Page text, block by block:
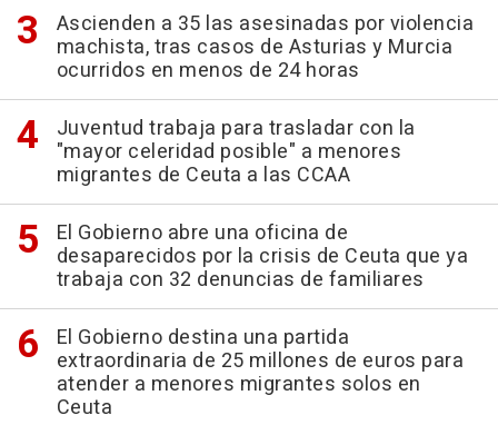
Ascienden a 35 las asesinadas por violencia
machista, tras casos de Asturias y Murcia
ocurridos en menos de 24 horas
Juventud trabaja para trasladar con la
"mayor celeridad posible" a menores
migrantes de Ceuta a las CCAA
El Gobierno abre una oficina de
desaparecidos por la crisis de Ceuta que ya
trabaja con 32 denuncias de familiares
El Gobierno destina una partida
extraordinaria de 25 millones de euros para
atender a menores migrantes solos en
Ceuta